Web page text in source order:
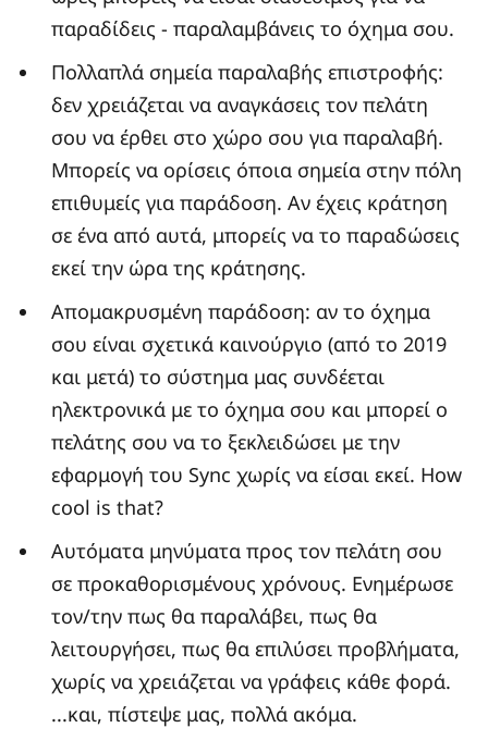
παραδίδεις - παραλαμβάνεις το όχημα σου.
Πολλαπλά σημεία παραλαβής επιστροφής:
δεν χρειάζεται να αναγκάσεις τον πελάτη
σου να έρθει στο χώρο σου για παραλαβή.
Μπορείς να ορίσεις όποια σημεία στην πόλη
επιθυμείς για παράδοση. Αν έχεις κράτηση
σε ένα από αυτά, μπορείς να το παραδώσεις
εκεί την ώρα της κράτησης.
Απομακρυσμένη παράδοση: αν το όχημα
σου είναι σχετικά καινούργιο (από το 2019
και μετά) το σύστημα μας συνδέεται
ηλεκτρονικά με το όχημα σου και μπορεί ο
πελάτης σου να το ξεκλειδώσει με την
εφαρμογή του Sync χωρίς να είσαι εκεί. How
cool is that?
Αυτόματα μηνύματα προς τον πελάτη σου
σε προκαθορισμένους χρόνους. Ενημέρωσε
τον/την πως θα παραλάβει, πως θα
λειτουργήσει, πως θα επιλύσει προβλήματα,
χωρίς να χρειάζεται να γράφεις κάθε φορά.
...και, πίστεψε μας, πολλά ακόμα.